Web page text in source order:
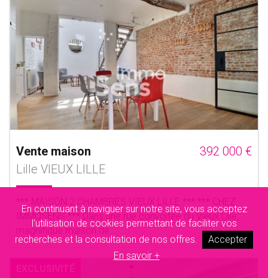
En continuant à naviguer sur notre site, vous acceptez
l'utilisation de cookies permettant de faciliter vos
recherches et la consultation de nos offres.
Accepter
En savoir +
Vente maison
392 000 €
Lille VIEUX LILLE
*** MAISON 2 CHAMBRES VIEUX LILLE *** *** CHEZ
IMMOSENS *** Dans une rue convoitée du Vieux Lille,
magnifique maison de......